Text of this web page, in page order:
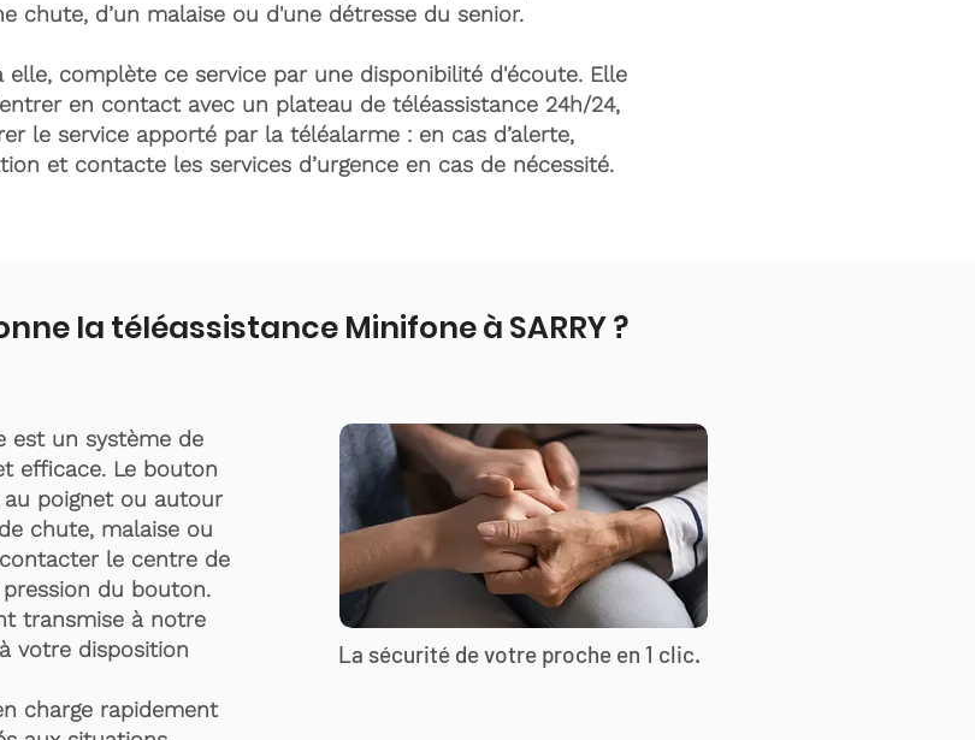
chute, d’un malaise ou d'une détresse du senior.
elle, complète ce service par une disponibilité d'écoute. Elle
en contact avec un plateau de téléassistance 24h/24,
le service apporté par la téléalarme : en cas d’alerte,
et contacte les services d’urgence en cas de nécessité.
la téléassistance Minifone à SARRY ?
est un système de
efficace. Le bouton
au poignet ou autour
chute, malaise ou
le centre de
du bouton.
transmise à notre
votre disposition
charge rapidement
La sécurité de votre proche en 1 clic.